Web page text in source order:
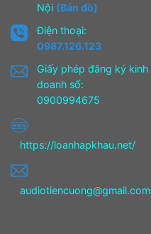
Nội (Bản đồ)
Điện thoại:
0987.126.123
Giấy phép đăng ký kinh
doanh số:
0900994675
https://loanhapkhau.net/
audiotiencuong@gmail.com